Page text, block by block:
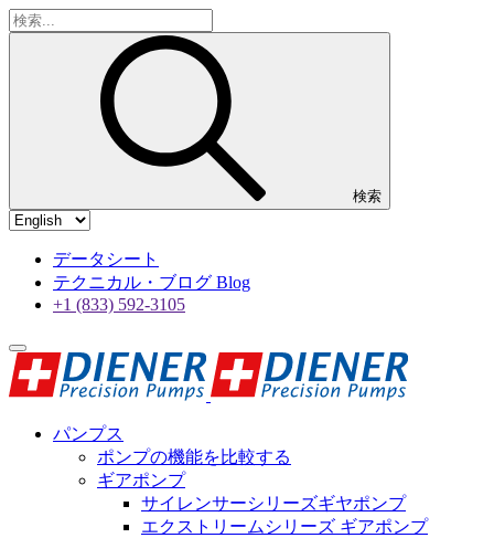
検索
データシート
テクニカル・ブログ Blog
+1 (833) 592-3105
パンプス
ポンプの機能を比較する
ギアポンプ
サイレンサーシリーズギヤポンプ
エクストリームシリーズ ギアポンプ